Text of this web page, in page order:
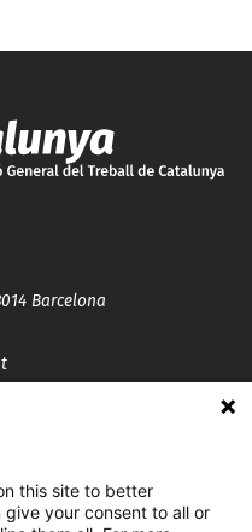
Barcelona
this site to better
give your consent to all or